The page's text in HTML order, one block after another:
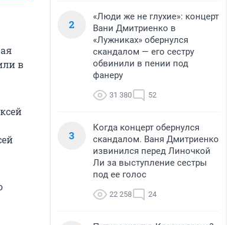
в
2
«Люди же не глухие»: концерт
Вани Дмитриенко в
«Лужниках» обернулся
скандалом — его сестру
обвинили в пении под
фанеру
31 380 52
3
Когда концерт обернулся
скандалом. Ваня Дмитриенко
извинился перед Линочкой
Ли за выступление сестры
под ее голос
22 258 24